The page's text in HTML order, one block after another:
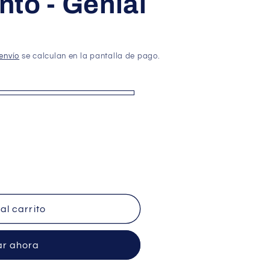
se calculan en la pantalla de pago.
carrito
ahora